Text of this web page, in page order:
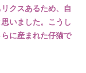
クスあるため、自
いました。こうし
に産まれた仔猫で